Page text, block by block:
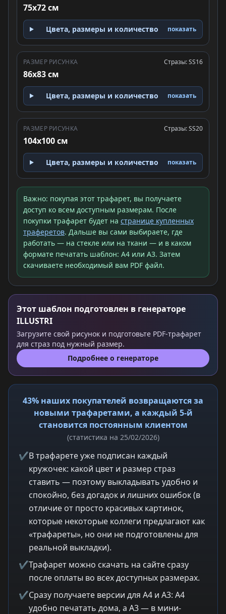
75x72 см
Цвета, размеры и количество показать
РАЗМЕР РИСУНКА
86x83 см
Стразы: SS16
Цвета, размеры и количество показать
РАЗМЕР РИСУНКА
104x100 см
Стразы: SS20
Цвета, размеры и количество показать
Важно: покупая этот трафарет, вы получаете
доступ ко всем доступным размерам. После
покупки трафарет будет на странице купленных
траферетов. Дальше вы сами выбираете, где
работать — на стекле или на ткани — и в каком
формате печатать шаблон: A4 или A3. Затем
скачиваете необходимый вам PDF файл.
Этот шаблон подготовлен в генераторе
ILLUSTRI
Загрузите свой рисунок и подготовьте PDF-трафарет
для страз под нужный размер.
Подробнее о генераторе
43% наших покупателей возвращаются за
новыми трафаретами, а каждый 5-й
становится постоянным клиентом
(статистика на 25/02/2026)
✔В трафарете уже подписан каждый
кружочек: какой цвет и размер страз
ставить — поэтому выкладывать удобно и
спокойно, без догадок и лишних ошибок (в
отличие от просто красивых картинок,
которые некоторые коллеги предлагают как
«трафареты», но они не подготовлены для
реальной выкладки).
✔Трафарет можно скачать на сайте сразу
после оплаты во всех доступных размерах.
✔Сразу получаете версии для A4 и A3: A4
удобно печатать дома, а A3 — в мини-